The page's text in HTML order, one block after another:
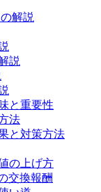
解説
説
と重要性
法
と対策方法
の上げ方
交換報酬